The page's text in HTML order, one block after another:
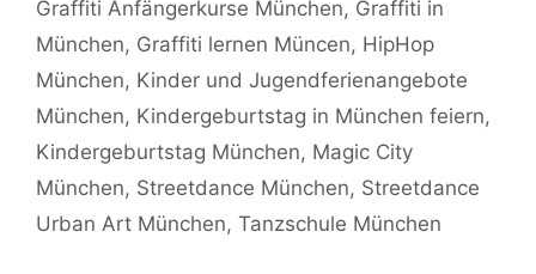
Graffiti Anfängerkurse München, Graffiti in
München, Graffiti lernen Müncen, HipHop
München, Kinder und Jugendferienangebote
München, Kindergeburtstag in München feiern,
Kindergeburtstag München, Magic City
München, Streetdance München, Streetdance
Urban Art München, Tanzschule München